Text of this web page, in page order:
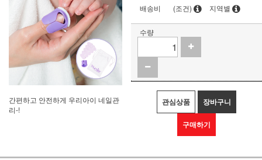
간편하고 안전하게 우리아이 네일관
리-!
배송비
(조건) 지역별
수량
관심상품 장바구니
구매하기